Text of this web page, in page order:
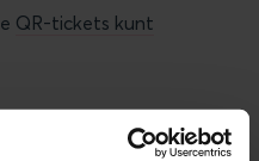
QR-tickets kunt